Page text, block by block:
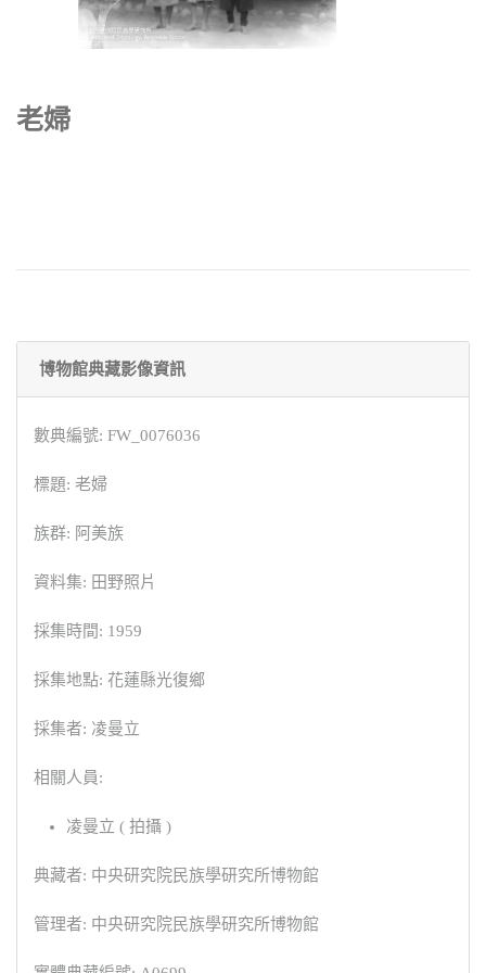
老婦
博物館典藏影像資訊
數典編號: FW_0076036
標題: 老婦
族群: 阿美族
資料集: 田野照片
採集時間: 1959
採集地點: 花蓮縣光復鄉
採集者: 凌曼立
相關人員:
凌曼立 ( 拍攝 )
典藏者: 中央研究院民族學研究所博物館
管理者: 中央研究院民族學研究所博物館